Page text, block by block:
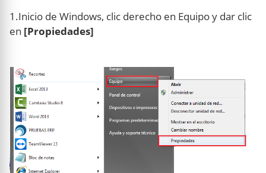
1.Inicio de Windows, clic derecho en Equipo y dar clic
en [Propiedades]